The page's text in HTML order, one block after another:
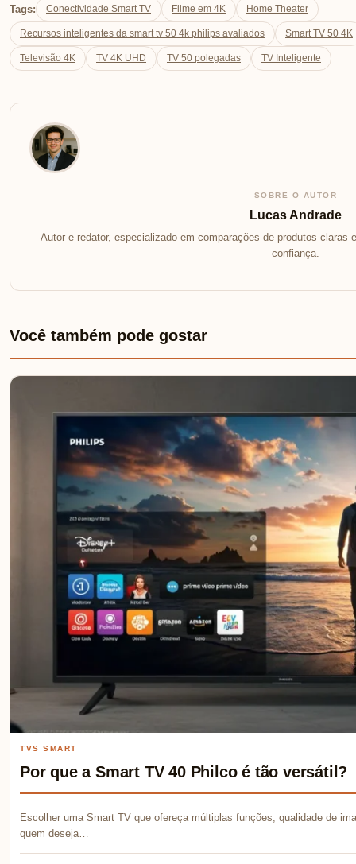
Tags: Conectividade Smart TV Filme em 4K Home Theater
Recursos inteligentes da smart tv 50 4k philips avaliados Smart TV 50 4K
Televisão 4K TV 4K UHD TV 50 polegadas TV Inteligente
SOBRE O AUTOR
Lucas Andrade
Autor e redator, especializado em comparações de produtos claras
confiança.
Você também pode gostar
TVS SMART
Por que a Smart TV 40 Philco é tão versátil?
Escolher uma Smart TV que ofereça múltiplas funções, qualidade de
quem deseja…